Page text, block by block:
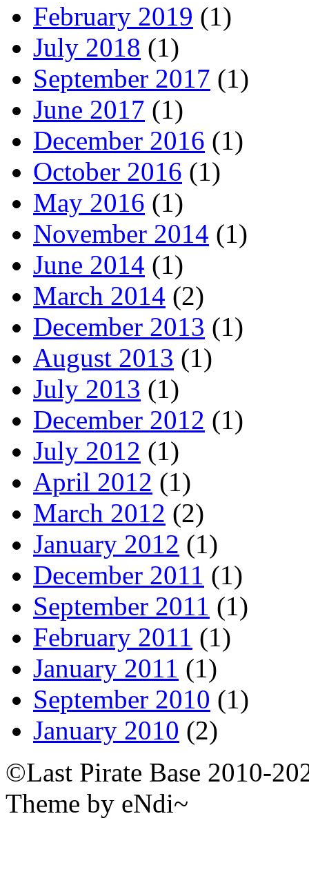
February 2019 (1)
July 2018 (1)
September 2017 (1)
June 2017 (1)
December 2016 (1)
October 2016 (1)
May 2016 (1)
November 2014 (1)
June 2014 (1)
March 2014 (2)
December 2013 (1)
August 2013 (1)
July 2013 (1)
December 2012 (1)
July 2012 (1)
April 2012 (1)
March 2012 (2)
January 2012 (1)
December 2011 (1)
September 2011 (1)
February 2011 (1)
January 2011 (1)
September 2010 (1)
January 2010 (2)
©Last Pirate Base 2010-
Theme by eNdi~